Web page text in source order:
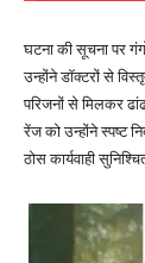
घटना की सूचना पर
उन्होंने डॉक्टरों से
परिजनों से मिलकर
रेंज को उन्होंने स्पष्ट
ठोस कार्यवाही